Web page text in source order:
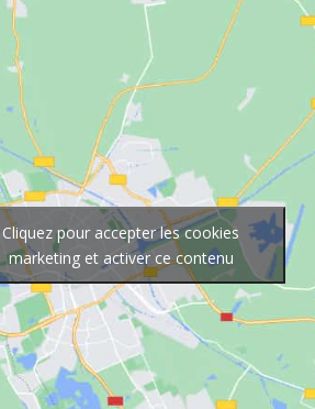
Cliquez pour accepter les cookies
marketing et activer ce contenu